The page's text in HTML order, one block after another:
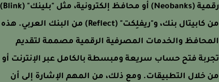
رقمية (Neobanks) أو محافظ إلكترونية، مثل "بلينك" (Blink)
من كابيتال بنك، و"ريفلِكت" (Reflect) من البنك العربي. هذه
والخدمات المصرفية الرقمية مصممة لتقديم
فتح حساب سريعة ومبسطة بالكامل عبر الإنترنت أو
خلال التطبيقات. ومع ذلك، من المهم الإشارة إلى أن